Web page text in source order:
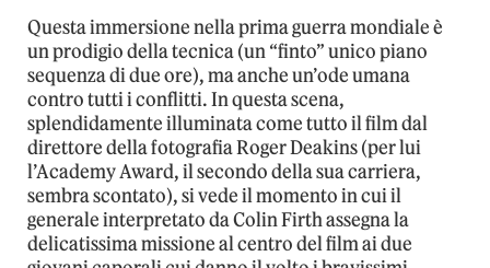
Questa immersione nella prima guerra mondiale è
un prodigio della tecnica (un “finto” unico piano
sequenza di due ore), ma anche un’ode umana
contro tutti i conflitti. In questa scena,
splendidamente illuminata come tutto il film dal
direttore della fotografia Roger Deakins (per lui
l’Academy Award, il secondo della sua carriera,
sembra scontato), si vede il momento in cui il
generale interpretato da Colin Firth assegna la
delicatissima missione al centro del film ai due